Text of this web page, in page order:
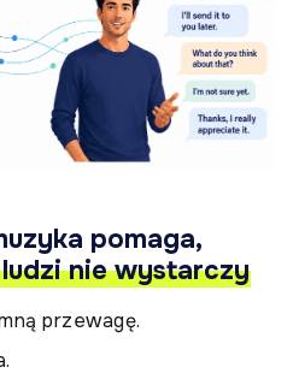
pomaga,
nie wystarczy
przewagę.